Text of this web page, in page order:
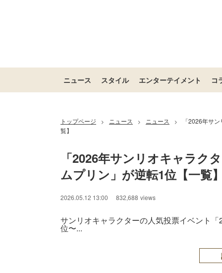
ニュース スタイル エンターテイメント コ
トップページ > ニュース > ニュース >
「2026年サ
覧】
「2026年サンリオキャラク
ムプリン」が逆転1位【一覧
2026.05.12 13:00 832,688 views
サンリオキャラクターの人気投票イベント
位〜...